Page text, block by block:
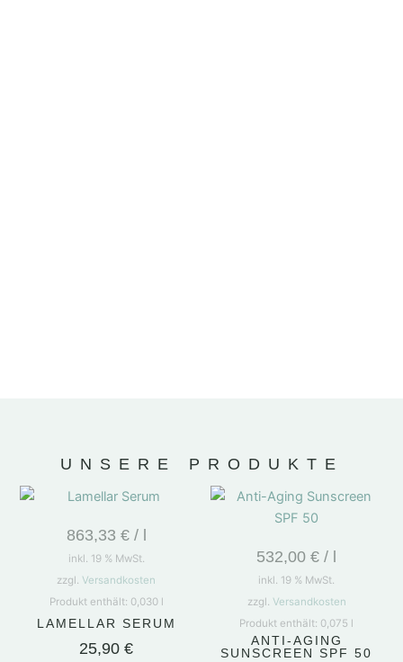
UNSERE PRODUKTE
863,33 €/
inkl. 19 % MwSt.
zzgl. Versandkosten
Produkt enthält: 0,030 l
LAMELLAR SERUM
25,90€
532,00€ /
inkl. 19 % MwSt.
zzgl. Versandkosten
Produkt enthält: 0,075 l
ANTI-AGING
SUNSCREEN SPF 50